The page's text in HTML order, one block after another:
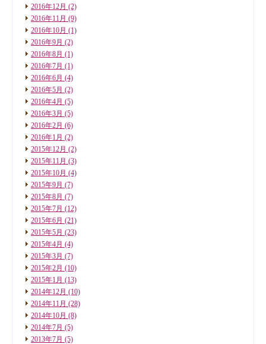
2016年12月 (2)
2016年11月 (9)
2016年10月 (1)
2016年9月 (2)
2016年8月 (1)
2016年7月 (1)
2016年6月 (4)
2016年5月 (2)
2016年4月 (5)
2016年3月 (5)
2016年2月 (6)
2016年1月 (2)
2015年12月 (2)
2015年11月 (3)
2015年10月 (4)
2015年9月 (7)
2015年8月 (7)
2015年7月 (12)
2015年6月 (21)
2015年5月 (23)
2015年4月 (4)
2015年3月 (7)
2015年2月 (10)
2015年1月 (13)
2014年12月 (10)
2014年11月 (28)
2014年10月 (8)
2014年7月 (5)
2013年7月 (5)